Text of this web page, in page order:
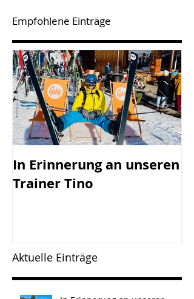
Empfohlene Einträge
In Erinnerung an unseren
Trainer Tino
Aktuelle Einträge